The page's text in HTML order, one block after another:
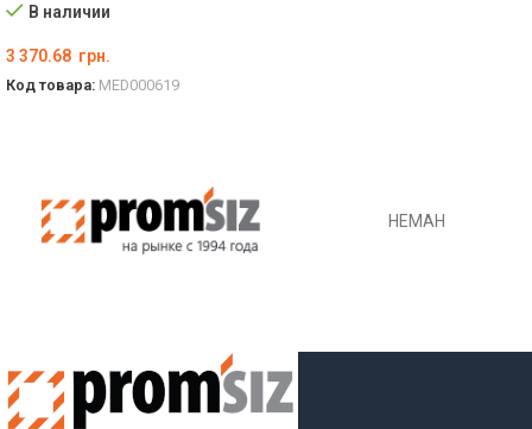
В наличии
3 370.68 грн.
Код товара: MED000619
НЕМАН